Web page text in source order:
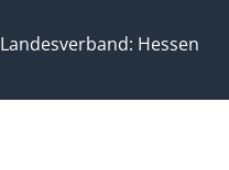
Landesverband: Hessen